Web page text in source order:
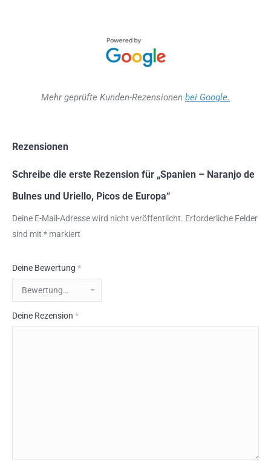
Mehr geprüfte Kunden-Rezensionen bei Google.
Rezensionen
Schreibe die erste Rezension für „Spanien – Naranjo de
Bulnes und Uriello, Picos de Europa“
Deine E-Mail-Adresse wird nicht veröffentlicht. Erforderliche Felder
sind mit * markiert
Deine Bewertung *
Deine Rezension *